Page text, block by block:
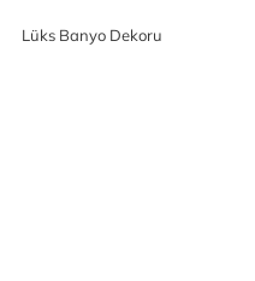
Lüks Banyo Dekoru